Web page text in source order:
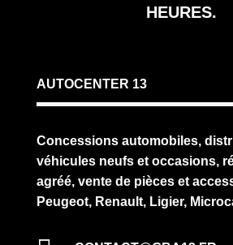
HEURES.
AUTOCENTER 13
Concessions automobiles,
véhicules neufs et occasions,
agréé, vente de pièces et
Peugeot, Renault, Ligier,